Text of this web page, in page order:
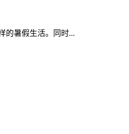
的暑假生活。同时...